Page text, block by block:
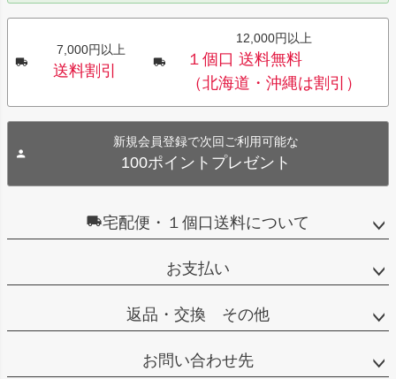
7,000円以上
送料割引
12,000円以上
１個口 送料無料
（北海道・沖縄は割引）
新規会員登録で次回ご利用可能な
100ポイントプレゼント
宅配便・１個口送料について
お支払い
返品・交換 その他
お問い合わせ先